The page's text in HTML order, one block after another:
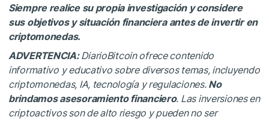
Siempre realice su propia investigación y considere
sus objetivos y situación financiera antes de invertir en
criptomonedas.
ADVERTENCIA:DiarioBitcoin ofrece contenido
informativo y educativo sobre diversos temas, incluyendo
criptomonedas, IA, tecnología y regulaciones. No
brindamos asesoramiento financiero. Las inversiones en
criptoactivos son de alto riesgo y pueden no ser